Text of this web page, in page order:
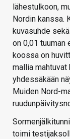
lähestulkoon,
Nordin kanssa.
kuvasuhde
on 0,01 tuuman
koossa on
mallia
yhdessäkään
Muiden Nord-
toimi